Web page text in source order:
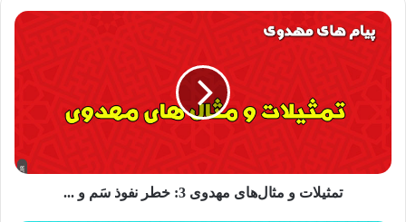
««« شرط قبولی اعمال است »»»
است؛ خدا را به آن نام ها بخوانید» (اعراف/۱۸۰) سؤال کرد، حضرت
تمثیلات و مثال‌های مهدوی 3: خطر نفوذ سَم و ...